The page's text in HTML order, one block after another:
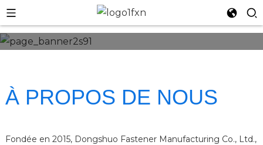
À PROPOS DE NOUS
Fondée en 2015, Dongshuo Fastener Manufacturing Co., Ltd.,